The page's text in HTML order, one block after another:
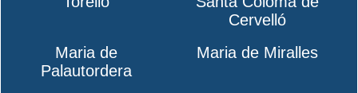
Cervelló
Maria de
Palautordera
Maria de Miralles